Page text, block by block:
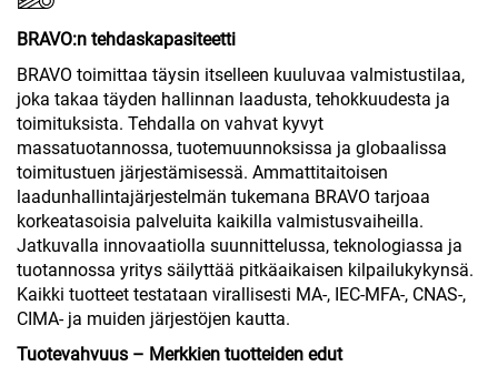
BRAVO:n tehdaskapasiteetti
BRAVO toimittaa täysin itselleen kuuluvaa valmistustilaa,
joka takaa täyden hallinnan laadusta, tehokkuudesta ja
toimituksista. Tehdalla on vahvat kyvyt
massatuotannossa, tuotemuunnoksissa ja globaalissa
toimitustuen järjestämisessä. Ammattitaitoisen
laadunhallintajärjestelmän tukemana BRAVO tarjoaa
korkeatasoisia palveluita kaikilla valmistusvaiheilla.
Jatkuvalla innovaatiolla suunnittelussa, teknologiassa ja
tuotannossa yritys säilyttää pitkäaikaisen kilpailukykynsä.
Kaikki tuotteet testataan virallisesti MA-, IEC-MFA-, CNAS-,
CIMA- ja muiden järjestöjen kautta.
Tuotevahvuus – Merkkien tuotteiden edut